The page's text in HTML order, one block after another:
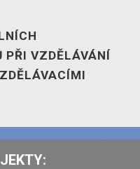
PŘI VZDĚLÁVÁNÍ